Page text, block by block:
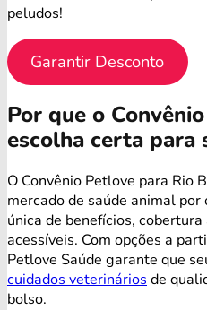
peludos!
Garantir Desconto
Por que o
escolha certa para
O Convênio Petlove para Rio
mercado de saúde animal
única de benefícios,
acessíveis. Com opções a
Petlove Saúde garante que
cuidados veterinários de
bolso.